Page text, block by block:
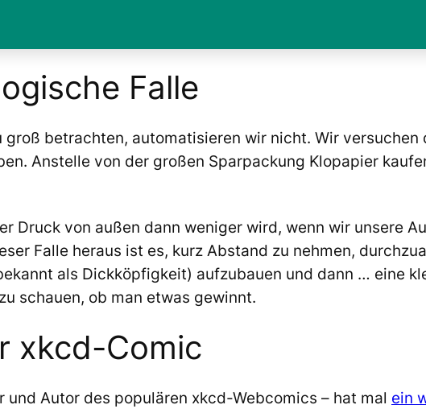
Falle
groß betrachten, automatisieren wir nicht. Wir
Anstelle von der großen Sparpackung Klopapier
Druck von außen dann weniger wird, wenn wir unsere
Falle heraus ist es, kurz Abstand zu nehmen,
als Dickköpfigkeit) aufzubauen und dann … eine
schauen, ob man etwas gewinnt.
xkcd-Comic
und Autor des populären xkcd-Webcomics – hat mal ein